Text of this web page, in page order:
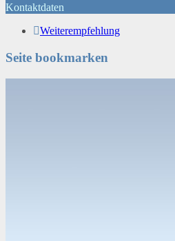
Kontaktdaten
Weiterempfehlung
Seite bookmarken